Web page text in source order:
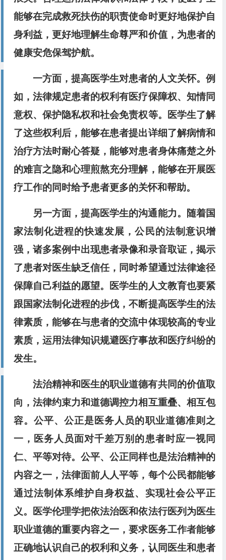
能够在完成救死扶伤的职责使命时更好地保护自
身利益，更好地理解生命尊严和价值，为患者的
健康安危保驾护航。
一方面，提高医学生对患者的人文关怀。例
如，法律规定患者的权利有医疗保障权、知情同
意权、保护隐私权和社会免责权等。医学生了解
了这些权利后，能够在患者提出详细了解病情和
治疗方法时耐心答疑，能够对患者身体痛楚之外
的难言之隐和心理煎熬充分理解，能够在开展医
疗工作的同时给予患者更多的关怀和帮助。
另一方面，提高医学生的沟通能力。随着国
家法制化进程的快速发展，公民的法制意识增
强，诸多案例中出现患者录像和录音取证，揭示
了患者对医生缺乏信任，同时希望通过法律途径
保障自己利益的愿望。医学生的人文教育也要紧
跟国家法制化进程的步伐，不断提高医学生的法
律素质，能够在与患者的交流中体现较高的专业
素质，运用法律知识规避医疗事故和医疗纠纷的
发生。
法治精神和医生的职业道德有共同的价值取
向，法律约束力和道德调控力相互重叠、相互包
容。公平、公正是医务人员的职业道德准则之
一，医务人员面对千差万别的患者时应一视同
仁、平等对待。公平、公正同样也是法治精神的
内容之一，法律面前人人平等，每个公民都能够
通过法制体系维护自身权益、实现社会公平正
义。医学伦理学把依法治医和依法行医列为医生
职业道德的重要内容之一，要求医务工作者能够
正确地认识自己的权利和义务，认同医生和患者